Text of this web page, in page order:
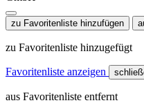
zu Favoritenliste hinzufügen
zu Favoritenliste hinzugefügt
Favoritenliste anzeigen
aus Favoritenliste entfernt